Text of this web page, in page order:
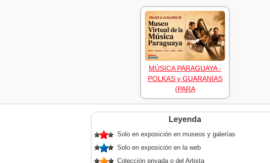
MÚSICA PARAGUAYA -
POLKAS y GUARANIAS
(PARA
Leyenda
Solo en exposición en museos y galerías
Solo en exposición en la web
Colección privada o del Artista